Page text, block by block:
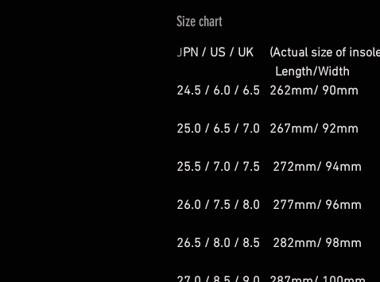
Size chart
JPN / US / UK (Actual size of
Length/Width
24.5 / 6.0 / 6.5 262mm/ 90mm
25.0 / 6.5 / 7.0 267mm/ 92mm
25.5 / 7.0 / 7.5 272mm/ 94mm
26.0 / 7.5 / 8.0 277mm/ 96mm
26.5 / 8.0 / 8.5 282mm/ 98mm